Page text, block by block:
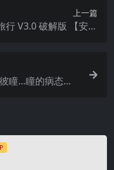
上一篇
V3.0 破解版 【安卓
瞳…瞳的病态快